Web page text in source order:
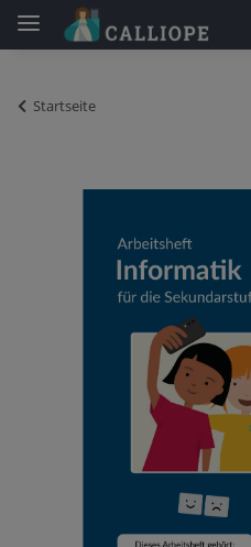
Startseite